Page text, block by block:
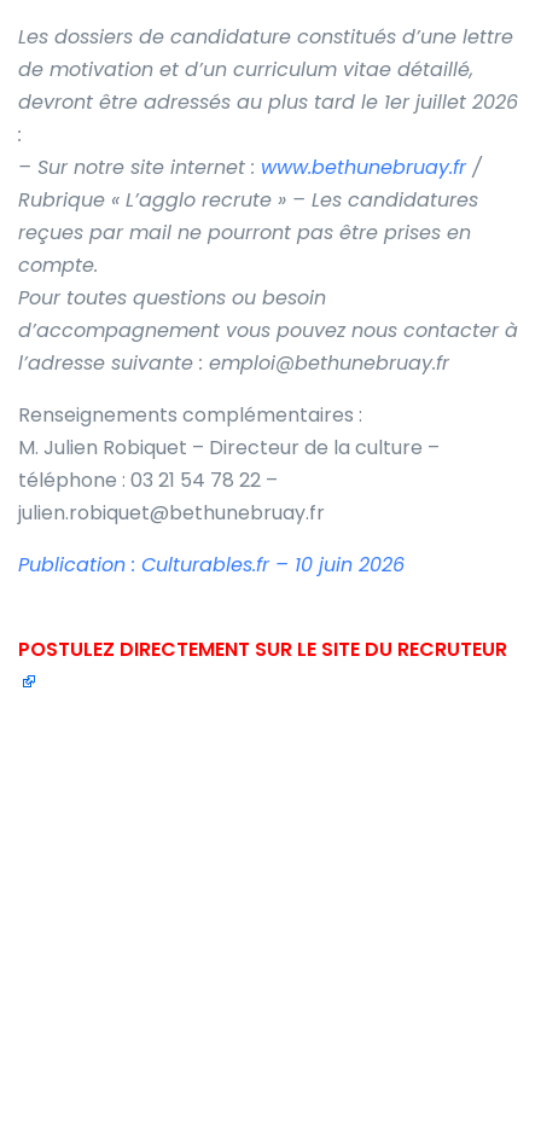
Les dossiers de candidature constitués d’une lettre
de motivation et d’un curriculum vitae détaillé,
devront être adressés au plus tard le 1er juillet 2026
:
– Sur notre site internet : www.bethunebruay.fr/
Rubrique « L’agglo recrute » – Les candidatures
reçues par mail ne pourront pas être prises en
compte.
Pour toutes questions ou besoin
d’accompagnement vous pouvez nous contacter à
l’adresse suivante : emploi@bethunebruay.fr
Renseignements complémentaires :
M. Julien Robiquet – Directeur de la culture –
téléphone : 03 21 54 78 22 –
julien.robiquet@bethunebruay.fr
Publication : Culturables.fr – 10 juin 2026
POSTULEZ DIRECTEMENT SUR LE SITE DU RECRUTEUR